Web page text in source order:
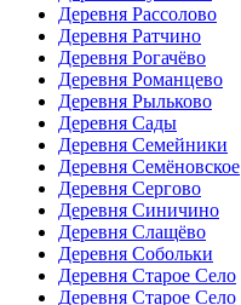
Деревня Рассолово
Деревня Ратчино
Деревня Рогачёво
Деревня Романцево
Деревня Рыльково
Деревня Сады
Деревня Семейники
Деревня Семёновское
Деревня Сергово
Деревня Синичино
Деревня Слащёво
Деревня Собольки
Деревня Старое Село
Деревня Старое Село